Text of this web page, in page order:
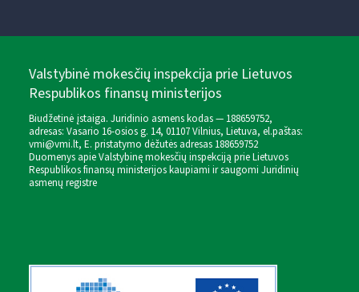
Valstybinė mokesčių inspekcija prie Lietuvos
Respublikos finansų ministerijos
Biudžetinė įstaiga. Juridinio asmens kodas — 188659752,
adresas: Vasario 16-osios g. 14, 01107 Vilnius, Lietuva, el.paštas:
vmi@vmi.lt, E. pristatymo dėžutės adresas 188659752
Duomenys apie Valstybinę mokesčių inspekciją prie Lietuvos
Respublikos finansų ministerijos kaupiami ir saugomi Juridinių
asmenų registre